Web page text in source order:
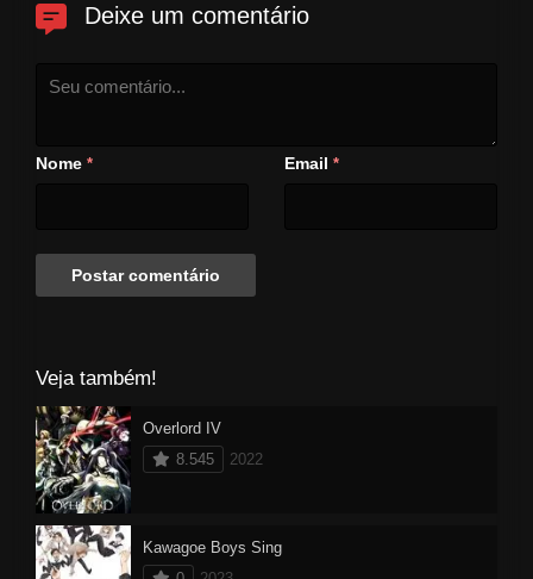
Deixe um comentário
Nome * Email *
Veja também!
Overlord IV
8.545
2022
Kawagoe Boys Sing